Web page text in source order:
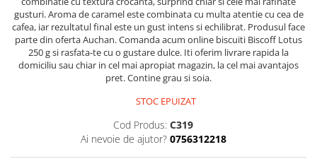
gusturi. Aroma de caramel este combinata cu multa atentie cu cea de
cafea, iar rezultatul final este un gust intens si echilibrat. Produsul face
parte din oferta Auchan. Comanda acum online biscuiti Biscoff Lotus
250 g si rasfata-te cu o gustare dulce. Iti oferim livrare rapida la
domiciliu sau chiar in cel mai apropiat magazin, la cel mai avantajos
pret. Contine grau si soia.
STOC EPUIZAT
Cod Produs: C319
Ai nevoie de ajutor? 0756312218